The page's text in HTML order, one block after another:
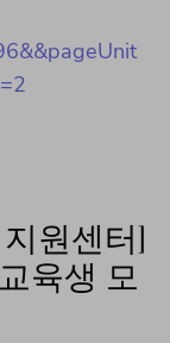
원센터]
육생 모